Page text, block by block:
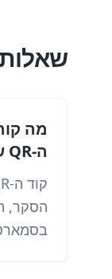
מה
ה-QR שלי?
הסקר,